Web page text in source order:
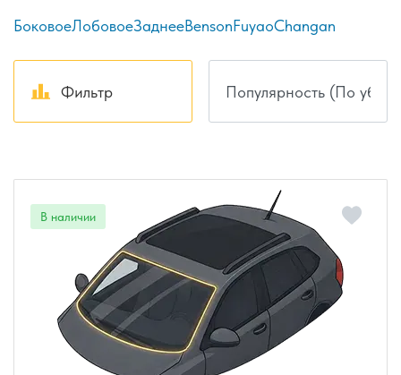
БоковоеЛобовоеЗаднееBensonFuyaoChangan
Фильтр